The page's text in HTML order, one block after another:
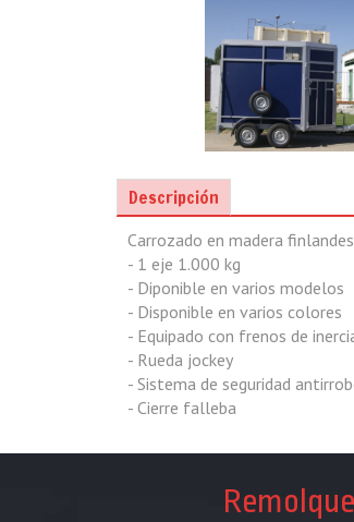
Descripción
Carrozado en madera
- 1 eje 1.000 kg
- Diponible en varios modelos
- Disponible en varios colores
- Equipado con frenos de
- Rueda jockey
- Sistema de seguridad
- Cierre falleba